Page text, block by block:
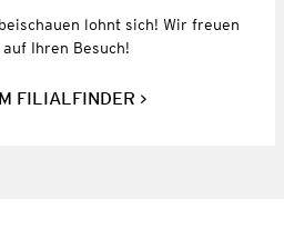
lohnt sich! Wir freuen
auf Ihren Besuch!
FILIALFINDER